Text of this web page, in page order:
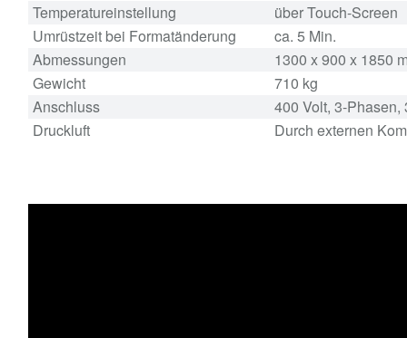
Temperatureinstellung
über Touch-Screen
Umrüstzeit bei Formatänderung
ca. 5 Min.
Abmessungen
1300 x 900 x 1850
Gewicht
710 kg
Anschluss
400 Volt, 3-Phasen,
Druckluft
Durch externen